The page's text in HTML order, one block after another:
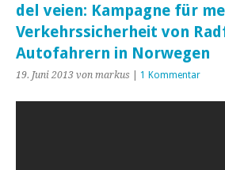
del veien: Kampagne für
Verkehrssicherheit von
Autofahrern in Norwegen
19. Juni 2013 von markus 1 Kommentar